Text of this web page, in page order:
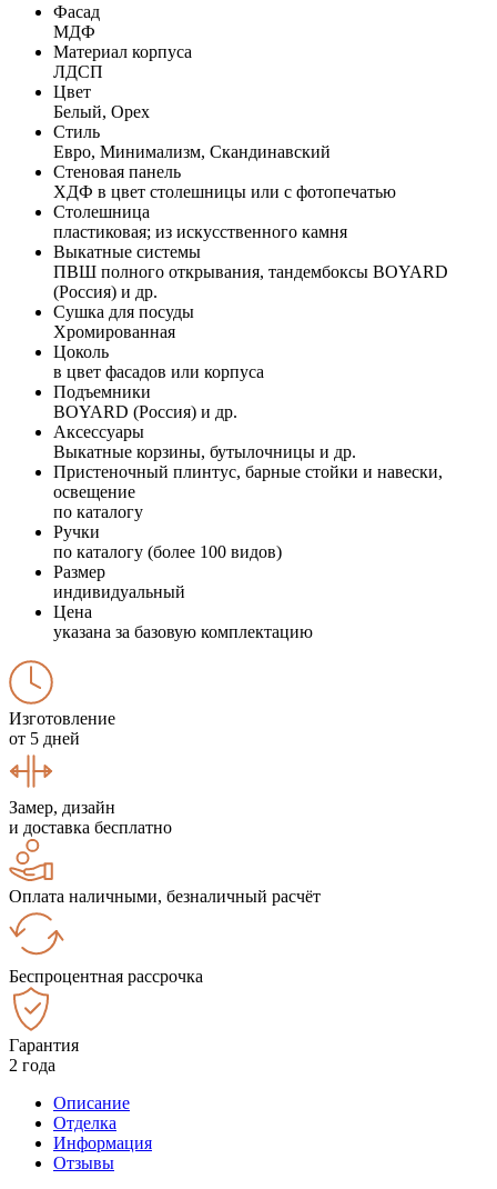
Фасад
МДФ
Материал корпуса
ЛДСП
Цвет
Белый, Орех
Стиль
Евро, Минимализм, Скандинавский
Стеновая панель
ХДФ в цвет столешницы или с фотопечатью
Столешница
пластиковая; из искусственного камня
Выкатные системы
ПВШ полного открывания, тандембоксы BOYARD
(Россия) и др.
Сушка для посуды
Хромированная
Цоколь
в цвет фасадов или корпуса
Подъемники
BOYARD (Россия) и др.
Аксессуары
Выкатные корзины, бутылочницы и др.
Пристеночный плинтус, барные стойки и навески,
освещение
по каталогу
Ручки
по каталогу (более 100 видов)
Размер
индивидуальный
Цена
указана за базовую комплектацию
Изготовление
от 5 дней
Замер, дизайн
и доставка бесплатно
Оплата наличными, безналичный расчёт
Беспроцентная рассрочка
Гарантия
2 года
Описание
Отделка
Информация
Отзывы